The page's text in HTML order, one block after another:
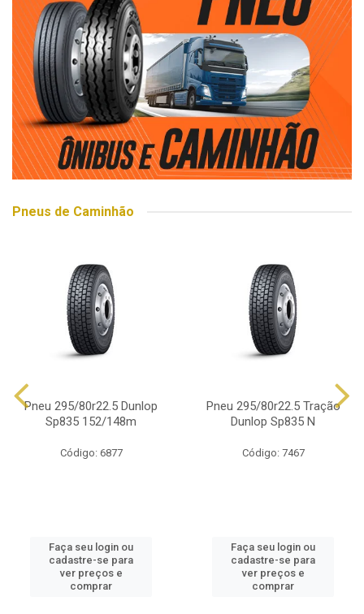
Pneus de Caminhão
Pneu 295/80r22.5 Dunlop
Sp835 152/148m
Código: 6877
Faça seu login ou
cadastre-se para
ver preços e
comprar
Pneu 295/80r22.5 Tração
Dunlop Sp835 N
Código: 7467
Faça seu login ou
cadastre-se para
ver preços e
comprar